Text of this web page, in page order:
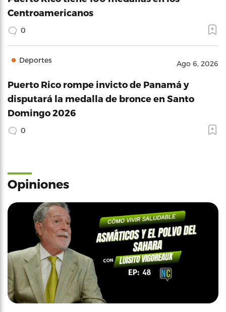
Centroamericanos
0
Deportes Ago 6, 2026
Puerto Rico rompe invicto de Panamá y
disputará la medalla de bronce en Santo
Domingo 2026
0
Opiniones